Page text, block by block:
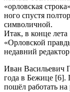
«орловская
ного спустя
символичной.
Итак, в конце лета
«Орловской
недавний
Иван Васильевич
года в Бежице [6].
пошёл работать